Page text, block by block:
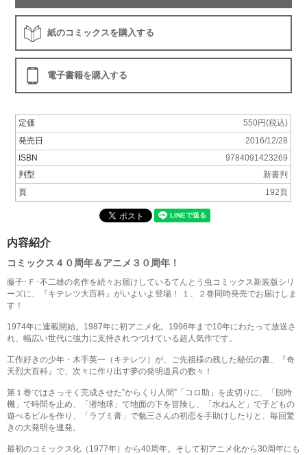
紙のコミックスを購入する
電子書籍を購入する
定価
550円(税込)
発売日
2016/12/28
ISBN
9784091423269
判型
新書判
頁
192頁
内容紹介
コミックス４０周年＆アニメ３０周年！
藤子･Ｆ･不二雄の名作を続々お届けしているてんとう虫コミックス新装版シリ
ーズに、『キテレツ大百科』がいよいよ登場！ １、２巻同時発売でお届けしま
す！
1974年に連載開始。1987年に初アニメ化。1996年まで10年にわたって放送さ
れ、幅広い世代に強力に支持されつづけている超人気作です。
工作好きの少年・木手英一（キテレツ）が、ご先祖様の残した秘伝の書、『奇
天烈大百科』で、次々に作り出す夢の発明道具の数々！
第１巻ではさっそく完成させた”からくり人間”「コロ助」を皮切りに、「脱時
機」で時間を止め、「潜地球」で地面の下を冒険し、「水ねんど」で子どもの
遊べるビルを作り、「ラブミ膏」で勉三さんの初恋を手助けしたりと、毎回驚
きの大発明を連発。
最初のコミックス化（1977年）から40周年。そして初アニメ化から30周年にも